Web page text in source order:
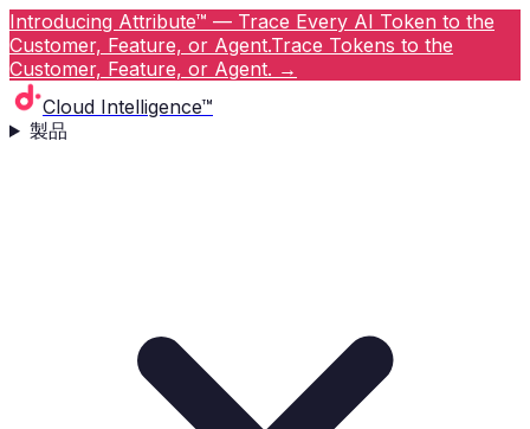
Introducing Attribute™ — Trace Every AI Token to the
Customer, Feature, or Agent.Trace Tokens to the
Customer, Feature, or Agent. →
Cloud Intelligence™
製品